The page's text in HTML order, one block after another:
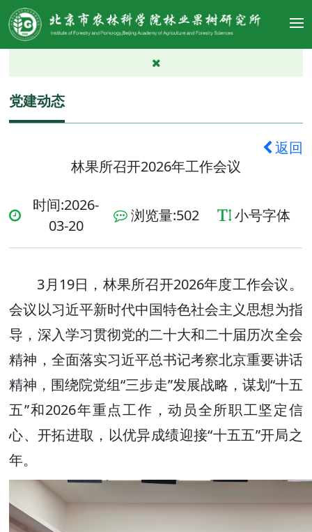
党建动态
返回
林果所召开2026年工作会议
时间:2026-
03-20
浏览量:502 小号字体
3月19日，林果所召开2026年度工作会议。
会议以习近平新时代中国特色社会主义思想为指
导，深入学习贯彻党的二十大和二十届历次全会
精神，全面落实习近平总书记考察北京重要讲话
精神，围绕院党组“三步走”发展战略，谋划“十五
五”和2026年重点工作，动员全所职工坚定信
心、开拓进取，以优异成绩迎接“十五五”开局之
年。